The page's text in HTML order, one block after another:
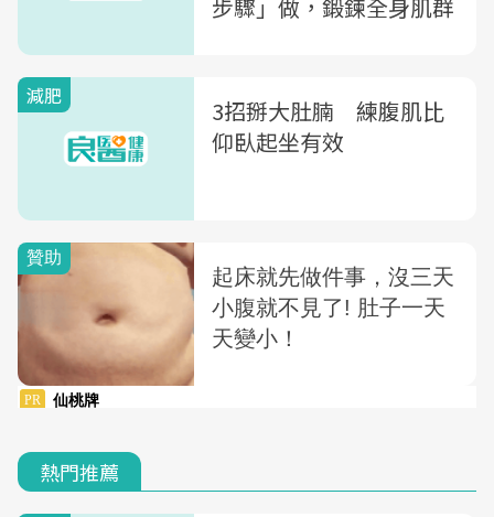
步驟」做，鍛鍊全身肌群
減肥
3招掰大肚腩 練腹肌比
仰臥起坐有效
熱門推薦